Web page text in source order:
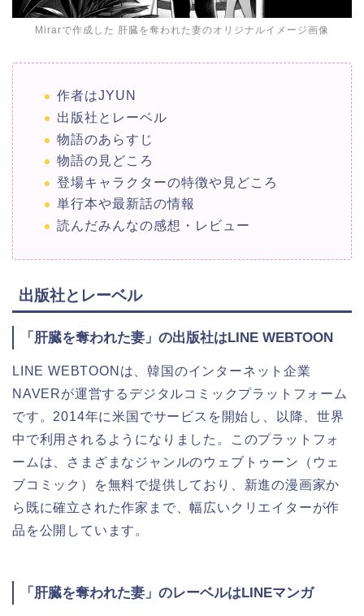
Mirarで作成した 肝臓を奪われた妻のオリジナルイメージ画像
作者はJYUN
出版社とレーベル
物語のあらすじ
物語の見どころ
登場キャラクターの特徴や見どころ
単行本や最新話の情報
読んだみんなの感想・レビュー
出版社とレーベル
「肝臓を奪われた妻」の出版社はLINE WEBTOON
LINE WEBTOONは、韓国のインターネット企業
NAVERが運営するデジタルコミックプラットフォーム
です。2014年に米国でサービスを開始し、以降、世界
中で利用されるようになりました。このプラットフォ
ームは、さまざまなジャンルのウェブトゥーン（ウェ
ブコミック）を無料で提供しており、新進の漫画家か
ら既に確立された作家まで、幅広いクリエイターが作
品を公開しています。
「肝臓を奪われた妻」のレーベルはLINEマンガ